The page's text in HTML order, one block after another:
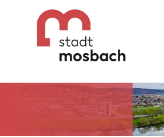
Gehe zum Navigationsbereich
Gehe zum Inhalt